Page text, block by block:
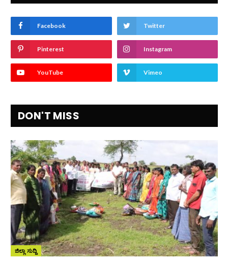
Facebook Twitter
Pinterest Instagram
YouTube Vimeo
DON'T MISS
ಜಿಲ್ಲಾ ಸುದ್ದಿ